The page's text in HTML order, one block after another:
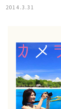
2014.3.31